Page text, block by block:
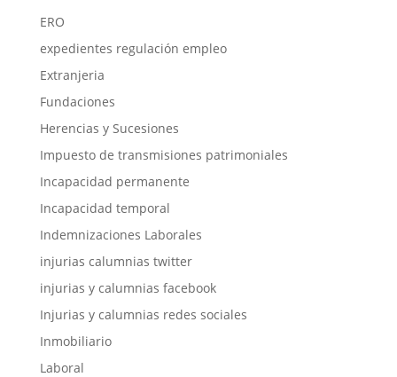
ERO
expedientes regulación empleo
Extranjeria
Fundaciones
Herencias y Sucesiones
Impuesto de transmisiones patrimoniales
Incapacidad permanente
Incapacidad temporal
Indemnizaciones Laborales
injurias calumnias twitter
injurias y calumnias facebook
Injurias y calumnias redes sociales
Inmobiliario
Laboral